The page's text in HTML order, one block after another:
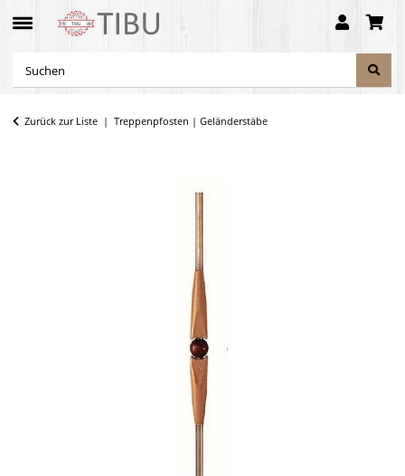
Zurück zur Liste Treppenpfosten | Geländerstäbe